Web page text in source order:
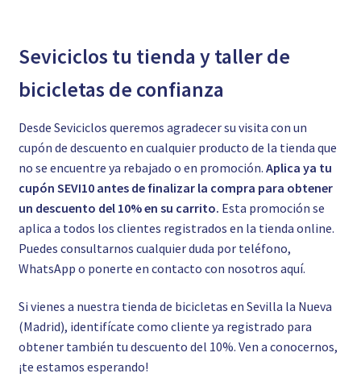
Seviciclos tu tienda y taller de
bicicletas de confianza
Desde Seviciclos queremos agradecer su visita con un
cupón de descuento en cualquier producto de la tienda que
no se encuentre ya rebajado o en promoción. Aplica ya tu
cupón SEVI10 antes de finalizar la compra para obtener
un descuento del 10% en su carrito. Esta promoción se
aplica a todos los clientes registrados en la tienda online.
Puedes consultarnos cualquier duda por teléfono,
WhatsApp o ponerte en contacto con nosotros aquí.
Si vienes a nuestra tienda de bicicletas en Sevilla la Nueva
(Madrid), identifícate como cliente ya registrado para
obtener también tu descuento del 10%. Ven a conocernos,
¡te estamos esperando!